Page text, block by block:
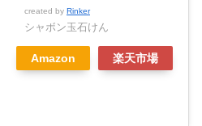
created by Rinker
シャボン玉石けん
Amazon 楽天市場